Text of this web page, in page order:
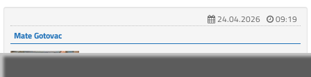
24.04.2026
09:19
Mate Gotovac
Trigger happy wiki-Trader Mate Gotovac: "Value und